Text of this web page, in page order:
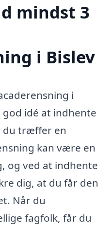
mindst 3
i Bislev
i
god idé at indhente
du træffer en
kan være en
og ved at indhente
dig, at du får den
Når du
fagfolk, får du